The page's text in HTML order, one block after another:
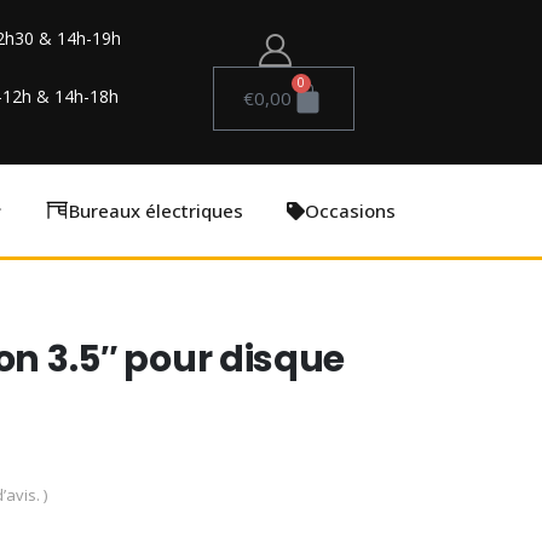
& 14h-19h
12h & 14h-18h €0,00
0
Bureaux électriques Occasions
3.5″ pour disque
)